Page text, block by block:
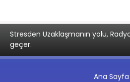
Stresden Uzaklaşmanın yolu,
geçer.
Ana Sayfa